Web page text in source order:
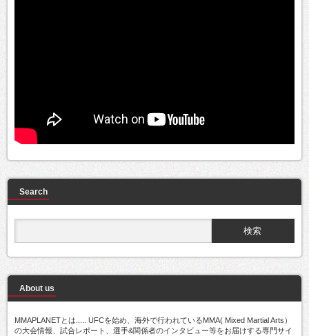
Search
About us
MMAPLANETとは..... UFCを始め、海外で行われているMMA( Mixed Martial Arts）
の大会情報、試合レポート、選手&関係者のインタビュー等をお届けする専門サイ